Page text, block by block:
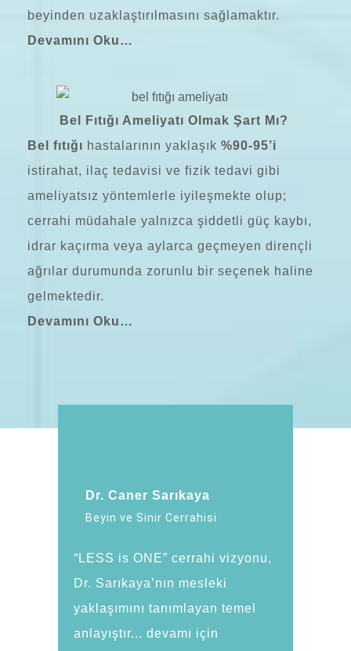
beyinden uzaklaştırılmasını sağlamaktır.
Devamını Oku…
Bel Fıtığı Ameliyatı Olmak Şart Mı?
Bel fıtığı hastalarının yaklaşık %90-95’i
istirahat, ilaç tedavisi ve fizik tedavi gibi
ameliyatsız yöntemlerle iyileşmekte olup;
cerrahi müdahale yalnızca şiddetli güç kaybı,
idrar kaçırma veya aylarca geçmeyen dirençli
ağrılar durumunda zorunlu bir seçenek haline
gelmektedir.
Devamını Oku…
Dr. Caner Sarıkaya
Beyin ve Sinir Cerrahisi
“LESS is ONE” cerrahi vizyonu,
Dr. Sarıkaya’nın mesleki
yaklaşımını tanımlayan temel
anlayıştır... devamı için